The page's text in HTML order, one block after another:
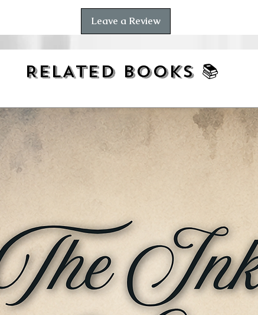
कहा जाता है। भारतीय इतिहास में सम्राट अशोक
से विभूषित किया गया है। ऐसा उनके विचारों,
चन्द्रशेखर पाठक ने सिकंदर के जीवन चरित्र
Leave a Review
RELATED BOOKS 📚